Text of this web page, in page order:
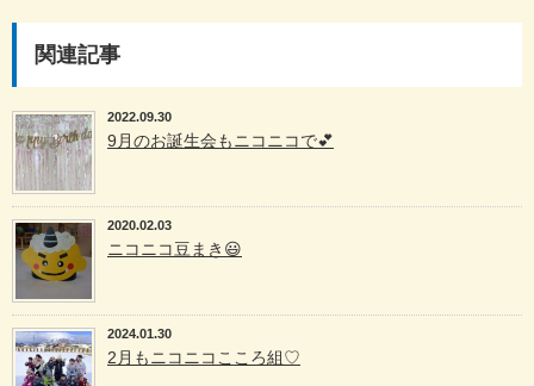
関連記事
2022.09.30
9月のお誕生会もニコニコで💕
2020.02.03
ニコニコ豆まき😃
2024.01.30
2月もニコニコこころ組♡